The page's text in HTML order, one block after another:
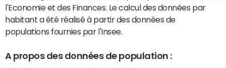
l'Economie et des Finances. Le calcul des données par
habitant a été réalisé à partir des données de
populations fournies par l'Insee.
A propos des données de population :